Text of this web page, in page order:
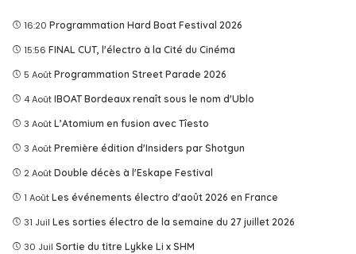
16:20 Programmation Hard Boat Festival 2026
15:56 FINAL CUT, l'électro à la Cité du Cinéma
5 Août Programmation Street Parade 2026
4 Août IBOAT Bordeaux renaît sous le nom d'Ublo
3 Août L’Atomium en fusion avec Tîesto
3 Août Première édition d'Insiders par Shotgun
2 Août Double décès à l'Eskape Festival
1 Août Les événements électro d'août 2026 en France
31 Juil Les sorties électro de la semaine du 27 juillet 2026
30 Juil Sortie du titre Lykke Li x SHM